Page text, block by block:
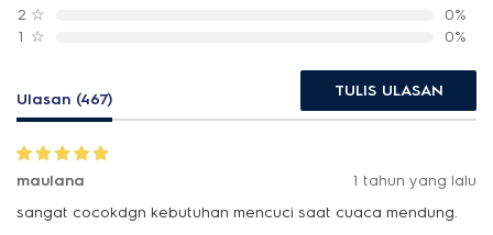
2 ☆
0%
1 ☆ 0%
Ulasan (467) TULIS ULASAN
maulana
1 tahun yang lalu
sangat cocokdgn kebutuhan mencuci saat cuaca mendung.